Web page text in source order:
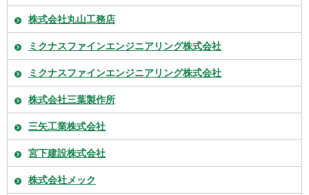
株式会社丸山工務店
ミクナスファインエンジニアリング株式会社
ミクナスファインエンジニアリング株式会社
株式会社三葉製作所
三矢工業株式会社
宮下建設株式会社
株式会社メック